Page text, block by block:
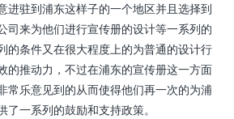
进驻到浦东这样子的一个地区并且选择到
司来为他们进行宣传册的设计等一系列的
的条件又在很大程度上的为普通的设计行
的推动力，不过在浦东的宣传册这一方面
常乐意见到的从而使得他们再一次的为浦
一系列的鼓励和支持政策。